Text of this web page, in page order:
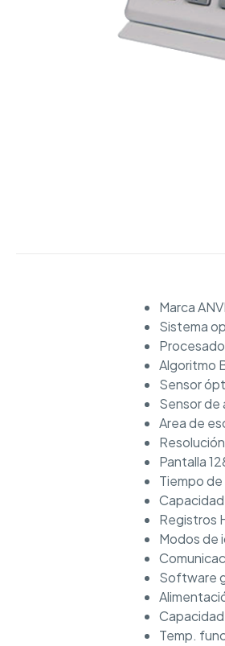
Marca
Sistema
Algoritmo
Sensor
Sensor
Area de
Pantalla
Tiempo
Registros
Modos de
Software
Capacidad
Temp.